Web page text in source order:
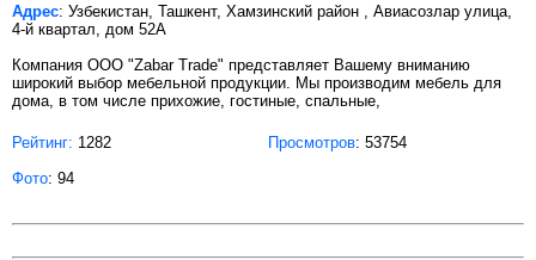
Адрес: Узбекистан, Ташкент, Хамзинский район , Авиасозлар улица,
4-й квартал, дом 52А
Компания OOO "Zabar Trade" представляет Вашему вниманию
широкий выбор мебельной продукции. Мы производим мебель для
дома, в том числе прихожие, гостиные, спальные,
Рейтинг: 1282 Просмотров: 53754
Фото: 94